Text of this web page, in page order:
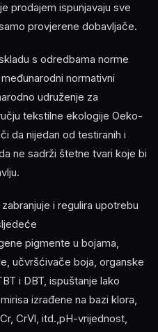
prodajem ispunjavaju sve
provjerene dobavljače.
s odredbama norme
normativni
udruženje za
tekstilne ekologije Oeko-
da nijedan od testiranih i
ne sadrži štetne tvari koje bi
i regulira upotrebu
pigmente u bojama,
učvršćivače boja, organske
i DBT, ispuštanje lako
izrađene na bazi klora,
CrVl, itd.,pH-vrijednost,